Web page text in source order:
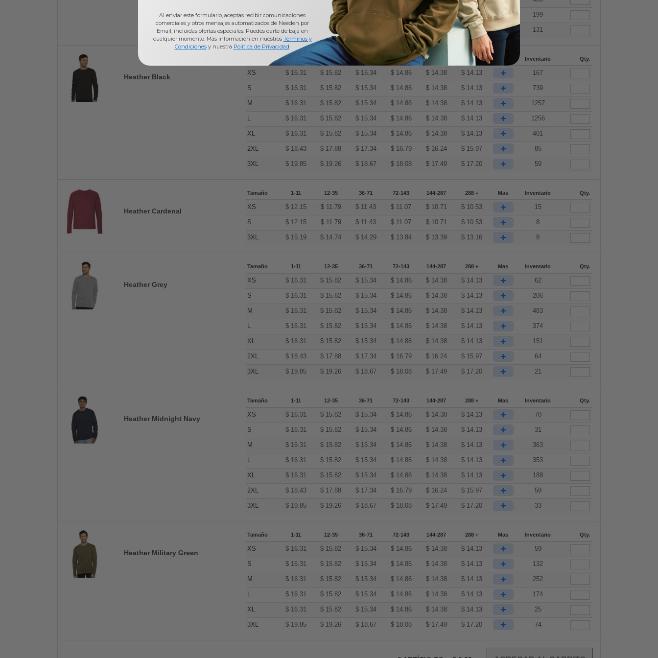
2XL $18.43 17.88 17.34 $ 16.79 $16.24 $15.97 + 199
3XL $19.85 19.26 18.08 $17.49 $17.20 + 131
Heather Black
12-35 72-143 144-287 288 + Mas Inventario Qty.
XS $ 16.31 $ 15.82 $ 15.34 $ 14.86 $ 14.38 $ 14.13 + 167
S $ 16.31 $ 15.82 $ 15.34 $ 14.86 $ 14.38 $ 14.13 + 739
M $ 16.31 $ 15.82 $ 15.34 $ 14.86 $ 14.38 $ 14.13 + 1257
L $ 16.31 $ 15.82 $ 15.34 $ 14.86 $ 14.38 $ 14.13 + 1256
XL $ 16.31 $ 15.82 $ 15.34 $ 14.86 $ 14.38 $ 14.13 + 401
2XL $ 18.43 $ 17.88 $ 17.34 $ 16.79 $ 16.24 $ 15.97 + 85
3XL $ 19.85 $ 19.26 $ 18.67 $ 18.08 $ 17.49 $ 17.20 + 59
Heather Cardenal
Tamaño 1-11 12-35 36-71 72-143 144-287 288 + Mas Inventario Qty.
XS $ 12.15 $ 11.79 $ 11.43 $ 11.07 $ 10.71 $ 10.53 + 15
S $ 12.15 $ 11.79 $ 11.43 $ 11.07 $ 10.71 $ 10.53 + 8
3XL $ 15.19 $ 14.74 $ 14.29 $ 13.84 $ 13.39 $ 13.16 + 8
Heather Grey
Tamaño 1-11 12-35 36-71 72-143 144-287 288 + Mas Inventario Qty.
XS $ 16.31 $ 15.82 $ 15.34 $ 14.86 $ 14.38 $ 14.13 + 62
S $ 16.31 $ 15.82 $ 15.34 $ 14.86 $ 14.38 $ 14.13 + 206
M $ 16.31 $ 15.82 $ 15.34 $ 14.86 $ 14.38 $ 14.13 + 483
L $ 16.31 $ 15.82 $ 15.34 $ 14.86 $ 14.38 $ 14.13 + 374
XL $ 16.31 $ 15.82 $ 15.34 $ 14.86 $ 14.38 $ 14.13 + 151
2XL $ 18.43 $ 17.88 $ 17.34 $ 16.79 $ 16.24 $ 15.97 + 64
3XL $ 19.85 $ 19.26 $ 18.67 $ 18.08 $ 17.49 $ 17.20 + 21
Heather Midnight Navy
Tamaño 1-11 12-35 36-71 72-143 144-287 288 + Mas Inventario Qty.
XS $ 16.31 $ 15.82 $ 15.34 $ 14.86 $ 14.38 $ 14.13 + 70
S $ 16.31 $ 15.82 $ 15.34 $ 14.86 $ 14.38 $ 14.13 + 31
M $ 16.31 $ 15.82 $ 15.34 $ 14.86 $ 14.38 $ 14.13 + 363
L $ 16.31 $ 15.82 $ 15.34 $ 14.86 $ 14.38 $ 14.13 + 353
XL $ 16.31 $ 15.82 $ 15.34 $ 14.86 $ 14.38 $ 14.13 + 188
2XL $ 18.43 $ 17.88 $ 17.34 $ 16.79 $ 16.24 $ 15.97 + 59
3XL $ 19.85 $ 19.26 $ 18.67 $ 18.08 $ 17.49 $ 17.20 + 33
Heather Military Green
Tamaño 1-11 12-35 36-71 72-143 144-287 288 + Mas Inventario Qty.
XS $ 16.31 $ 15.82 $ 15.34 $ 14.86 $ 14.38 $ 14.13 + 59
S $ 16.31 $ 15.82 $ 15.34 $ 14.86 $ 14.38 $ 14.13 + 132
M $ 16.31 $ 15.82 $ 15.34 $ 14.86 $ 14.38 $ 14.13 + 252
L $ 16.31 $ 15.82 $ 15.34 $ 14.86 $ 14.38 $ 14.13 + 174
XL $ 16.31 $ 15.82 $ 15.34 $ 14.86 $ 14.38 $ 14.13 + 25
3XL $ 19.85 $ 19.26 $ 18.67 $ 18.08 $ 17.49 $ 17.20 + 74
Al enviar este formulario, aceptas recibir comunicaciones
comerciales y otros mensajes automatizados de Needen por
Email, incluidas ofertas especiales. Puedes darte de baja en
cualquier momento. Más información en nuestros Términos y
Condicionesy nuestra Política de Privacidad.